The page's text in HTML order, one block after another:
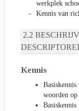
werkplek
Kennis van
Kennis
woorden op